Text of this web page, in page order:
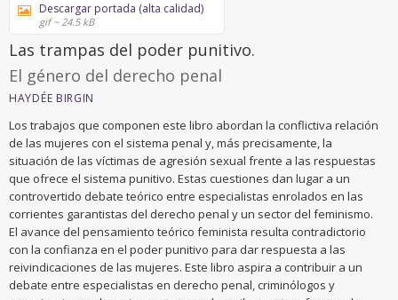
Descargar portada (alta calidad)
gif ~ 24.5 kB
Las trampas del poder punitivo.
El género del derecho penal
HAYDÉE BIRGIN
Los trabajos que componen este libro abordan la conflictiva relación
de las mujeres con el sistema penal y, más precisamente, la
situación de las víctimas de agresión sexual frente a las respuestas
que ofrece el sistema punitivo. Estas cuestiones dan lugar a un
controvertido debate teórico entre especialistas enrolados en las
corrientes garantistas del derecho penal y un sector del feminismo.
El avance del pensamiento teórico feminista resulta contradictorio
con la confianza en el poder punitivo para dar respuesta a las
reivindicaciones de las mujeres. Este libro aspira a contribuir a un
debate entre especialistas en derecho penal, criminólogos y